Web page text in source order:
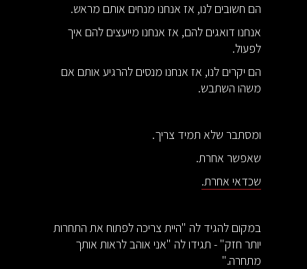
הם חשובים לנו, אז אנחנו מנחים אותם מראש.
אנחנו דואגים להם, אז אנחנו מייעצים להם איך
לפעול.
הם יקרים לנו, אז אנחנו מנסים להרגיע אותם אם
משהו השתבש.
ומסתבר שלא תמיד צריך.
שאפשר אחרת.
שכדאי אחרת.
במקום להגיד לה "היית צריכה לפתוח את התחרות
יותר חזק" - תגידו לה "אני אוהב לראות אותך
מתחרה."